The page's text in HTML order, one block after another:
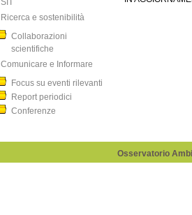
SIT
Ricerca e sostenibilità
Collaborazioni
scientifiche
Comunicare e Informare
Focus su eventi rilevanti
Report periodici
Conferenze
Osservatorio